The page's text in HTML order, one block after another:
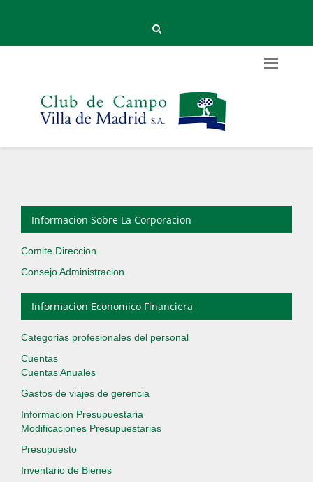
Informacion Sobre La Corporacion
Comite Direccion
Consejo Administracion
Informacion Economico Financiera
Categorias profesionales del personal
Cuentas
Cuentas Anuales
Gastos de viajes de gerencia
Informacion Presupuestaria
Modificaciones Presupuestarias
Presupuesto
Inventario de Bienes